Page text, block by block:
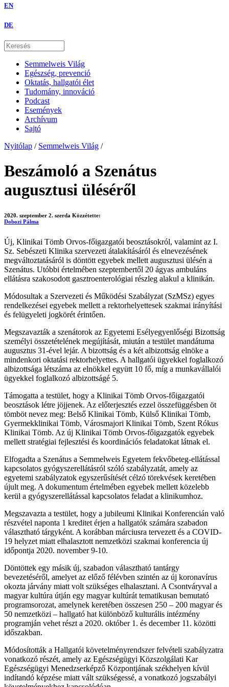
EN
DE
Semmelweis Világ
Egészség, prevenció
Oktatás, hallgatói élet
Tudomány, innováció
Podcast
Események
Archívum
Sajtó
Nyitólap / Semmelweis Világ /
Beszámoló a Szenátus
augusztusi üléséről
2020. szeptember 2. szerda Közzétette:
Dobozi Pálma
Új, Klinikai Tömb Orvos-főigazgatói beosztásokról, valamint az I.
Sz. Sebészeti Klinika szervezeti átalakításáról és elnevezésének
megváltoztatásáról is döntött egyebek mellett augusztusi ülésén a
Szenátus. Utóbbi értelmében szeptembertől 20 ágyas ambuláns
ellátásra szakosodott gasztroenterológiai részleg alakul a klinikán.
Módosultak a Szervezeti és Működési Szabályzat (SzMSz) egyes
rendelkezései egyebek mellett a rektorhelyettesek szakmai irányítási
és felügyeleti jogkörét érintően.
Megszavazták a szenátorok az Egyetemi Esélyegyenlőségi Bizottság
személyi összetételének megújítását, miután a testület mandátuma
augusztus 31-ével lejár. A bizottság és a két albizottság elnöke a
mindenkori oktatási rektorhelyettes. A hallgatói ügyekkel foglalkozó
albizottsága létszáma az elnökkel együtt 10 fő, míg a munkavállalói
ügyekkel foglalkozó albizottságé 5.
Támogatta a testület, hogy a Klinikai Tömb Orvos-főigazgatói
beosztások létre jöjjenek. Az előterjesztés ezzel összefüggésben öt
tömböt nevez meg: Belső Klinikai Tömb, Külső Klinikai Tömb,
Gyermekklinikai Tömb, Városmajori Klinikai Tömb, Szent Rókus
Klinikai Tömb. Az új Klinikai Tömb Orvos-főigazgatók egyebek
mellett stratégiai fejlesztési és koordinációs feladatokat látnak el.
Elfogadta a Szenátus a Semmelweis Egyetem fekvőbeteg-ellátással
kapcsolatos gyógyszerellátásról szóló szabályzatát, amely az
egyetemi szabályzatok egyszerűsítését célzó törekvések keretében
újult meg. A dokumentum értelmében egyebek mellett közelebb
kerül a gyógyszerellátással kapcsolatos feladat a klinikumhoz.
Megszavazta a testület, hogy a jubileumi Klinikai Konferencián való
részvétel naponta 1 kreditet érjen a hallgatók számára szabadon
választható tárgyként. A korábban márciusra tervezett és a COVID-
19 helyzet miatt elhalasztott nemzetközi szakmai konferencia új
időpontja 2020. november 9-10.
Döntöttek egy másik új, szabadon választható tantárgy
bevezetéséről, amelyet az előző félévben szintén az új koronavírus
okozta járvány miatt volt szükséges elhalasztani. A Csontváryval a
magyar kultúra útján egy magyar kultúrát tematikusan bemutató
programsorozat, amelynek keretében összesen 250 – 200 magyar és
50 nemzetközi – hallgató hat különböző kulturális intézmény
programján vehet részt a 2020. október 1. és december 11. közötti
időszakban.
Módosították a Hallgatói követelményrendszer felvételi szabályzatra
vonatkozó részét, amely az Egészségügyi Közszolgálati Kar
Egészségügyi Menedzserképző Központjának székhelyen kívül
indítandó képzése miatt vált szükségessé, a vonatkozó jogszabályi